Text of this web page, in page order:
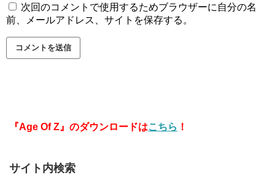
次回のコメントで使用するためブラウザーに自分の名
前、メールアドレス、サイトを保存する。
『Age Of Z』のダウンロードはこちら ！
サイト内検索